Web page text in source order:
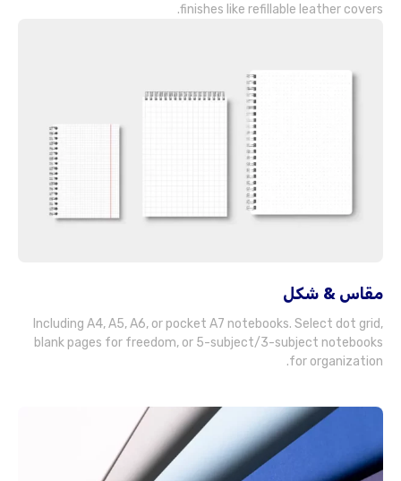
finishes like refillable leather covers
.
مقاس & شكل
Including A4, A5, A6,or pocket A7 notebooks .Select dot grid
blank pages for freedom ,or 5-subject/3-subject notebooks
for organization
.